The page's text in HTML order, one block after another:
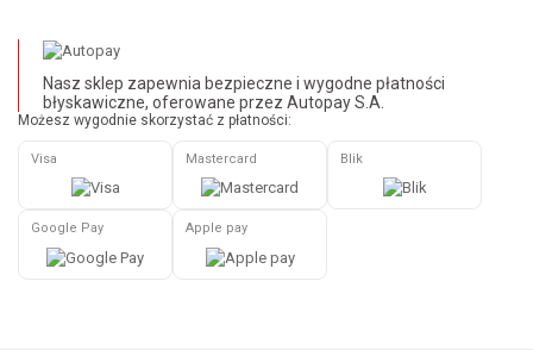
Nasz sklep zapewnia bezpieczne i wygodne płatności
błyskawiczne, oferowane przez Autopay S.A.
Możesz wygodnie skorzystać z płatności:
Visa Mastercard Blik
Google Pay Apple pay